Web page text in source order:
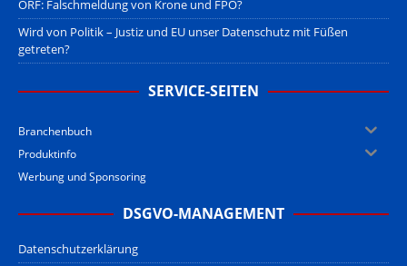
ORF: Falschmeldung von Krone und FPÖ?
Wird von Politik – Justiz und EU unser Datenschutz mit Füßen
getreten?
SERVICE-SEITEN
Branchenbuch
Produktinfo
Werbung und Sponsoring
DSGVO-MANAGEMENT
Datenschutzerklärung